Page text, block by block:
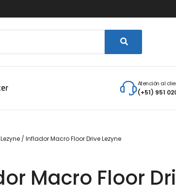
Atención al
(+51) 951
Lezyne / Inflador Macro Floor Drive Lezyne
Macro Floor